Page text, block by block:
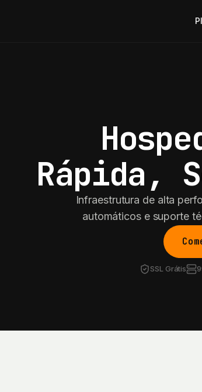
Rápida,
Infraestrutura de alta
automáticos e suporte
SSL Grátis